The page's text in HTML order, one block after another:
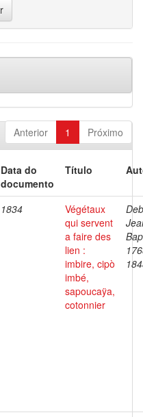
Anterior 1 Próximo
Data do
documento
Título
1834
Végétaux
qui servent
a faire des
lien :
imbire, cipò
imbé,
sapoucaÿa,
cotonnier